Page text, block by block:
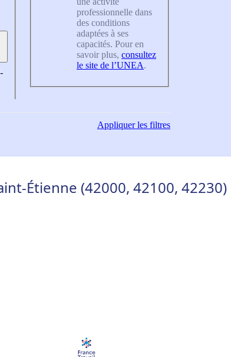
professionnelle dans
des conditions
adaptées à ses
capacités. Pour en
savoir plus, consultez
le site de l’UNEA.
Appliquerles filtres
Étienne (42000, 42100, 42230)